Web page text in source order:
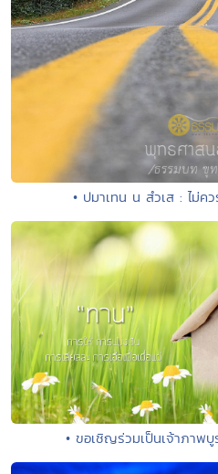
• ปมาเทน น สํวเส : ไม่ค
• ขอเชิญร่วมเป็นเจ้าภาพ